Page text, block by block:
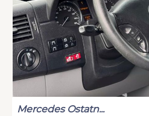
Mercedes Ostatn...